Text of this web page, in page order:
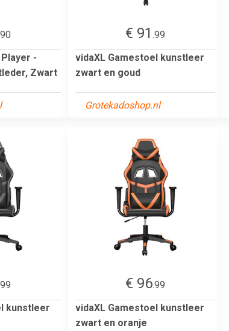
-
Zwart
€ 91 .99
vidaXL Gamestoel kunstleer
zwart en goud
Grotekadoshop.nl
kunstleer
€ 96.99
vidaXL Gamestoel kunstleer
zwart en oranje